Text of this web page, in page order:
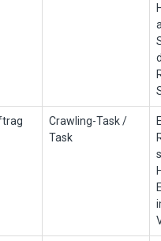
Crawling-Task /
Task